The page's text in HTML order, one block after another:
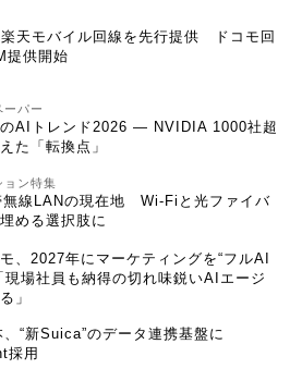
天モバイル回線を先行提供 ドコモ回
提供開始
ーパー
AIトレンド2026 ― NVIDIA 1000社超
た「転換点」
ョン特集
無線LANの現在地 Wi-Fiと光ファイバ
める選択肢に
、2027年にマーケティングを“フルAI
場社員も納得の切れ味鋭いAIエージ
」
“新Suica”のデータ連携基盤に
採用